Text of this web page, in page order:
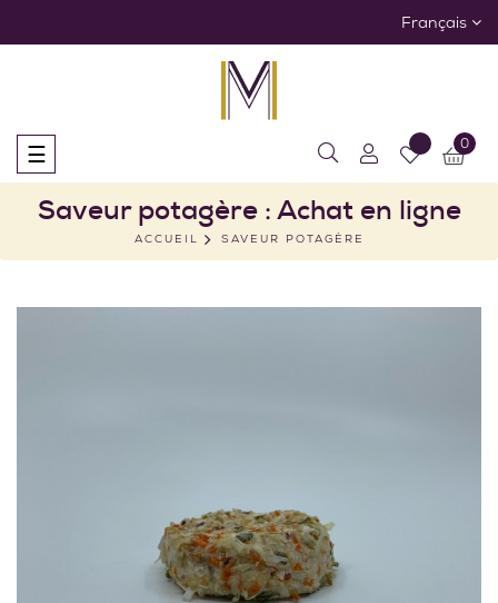
Français
Basculer
la
navigation
☰ 0
Saveur potagère : Achat en ligne
ACCUEIL SAVEUR POTAGÈRE